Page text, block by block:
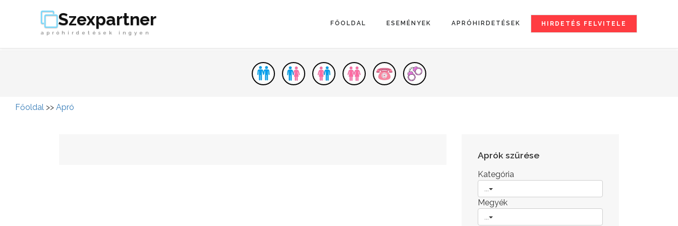
Szexpartner
apróhirdetések ingyen
HIRDETÉS FELVITELE
FŐOLDAL ESEMÉNYEK APRÓHIRDETÉSEK
Főoldal >> Apró
Aprók szűrése
Kategória
Megyék